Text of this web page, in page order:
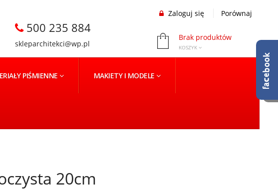
500 235 884
skleparchitekci@wp.pl
Zaloguj się Porównaj
Brak produktów
KOSZYK
PIŚMIENNE MAKIETY I MODELE
20cm